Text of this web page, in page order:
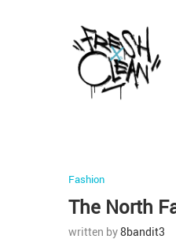
Fashion
The North
written by8bandit3